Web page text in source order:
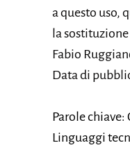
a questo uso,
la
Fabio
Data di
Parole chiave:
Linguaggi